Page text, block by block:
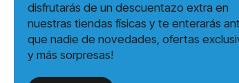
disfrutarás de un descuentazo extra en
nuestras tiendas físicas y te enterarás
que nadie de novedades, ofertas
y más sorpresas!